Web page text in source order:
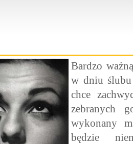
Bardzo
w dniu ślubu
chce
zebranych
wykonany
będzie